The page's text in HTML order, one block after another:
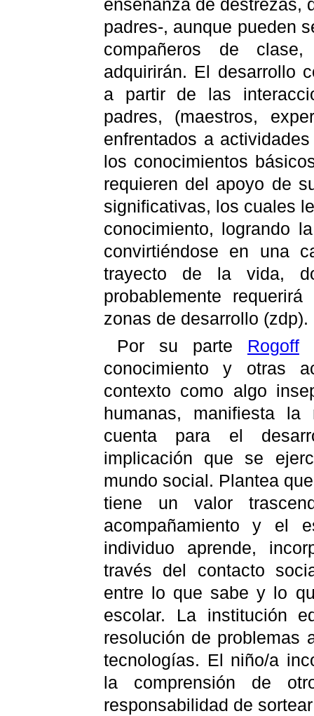
enseñanza de destrezas,
padres-, aunque pueden
compañeros de
adquirirán. El desarrollo
a partir de las
padres, (maestros,
enfrentados a
los conocimientos
requieren del apoyo de
significativas, los cuales
conocimiento, logrando
convirtiéndose en una
trayecto de la vida,
probablemente
zonas de desarrollo (zdp).
Por su parte Rogoff
conocimiento y otras
contexto como algo
humanas, manifiesta
cuenta para el
implicación que se
mundo social. Plantea
tiene un valor
acompañamiento y el
individuo aprende,
través del contacto
entre lo que sabe y lo
escolar. La institución
resolución de problemas
tecnologías. El niño/a
la comprensión de
responsabilidad de